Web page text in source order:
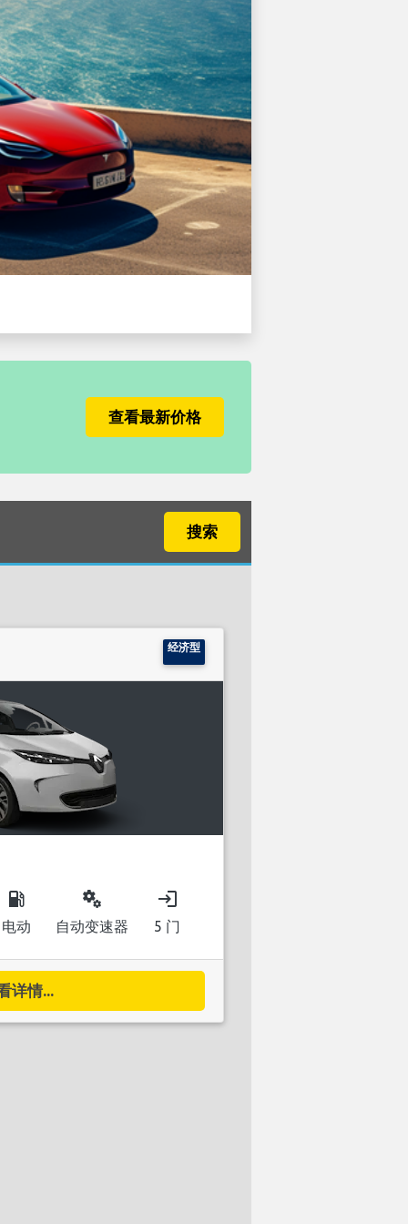
查看最新价格
搜索
经济型
local_gas_station
电动
miscellaneous_services
自动变速器
login
5 门
详情...